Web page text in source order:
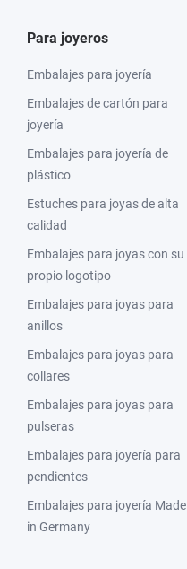
Para joyeros
Embalajes para joyería
Embalajes de cartón para
joyería
Embalajes para joyería de
plástico
Estuches para joyas de alta
calidad
Embalajes para joyas con su
propio logotipo
Embalajes para joyas para
anillos
Embalajes para joyas para
collares
Embalajes para joyas para
pulseras
Embalajes para joyería para
pendientes
Embalajes para joyería Made
in Germany